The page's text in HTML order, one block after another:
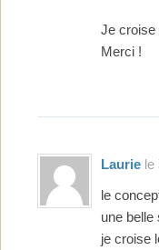
Je croise
Merci !
Laurie le
le
une belle
je croise